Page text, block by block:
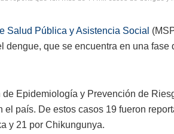
Salud Pública y Asistencia Social
dengue, que se encuentra en una
Epidemiología y Prevención de
país. De estos casos 19 fueron
y 21 por Chikungunya.